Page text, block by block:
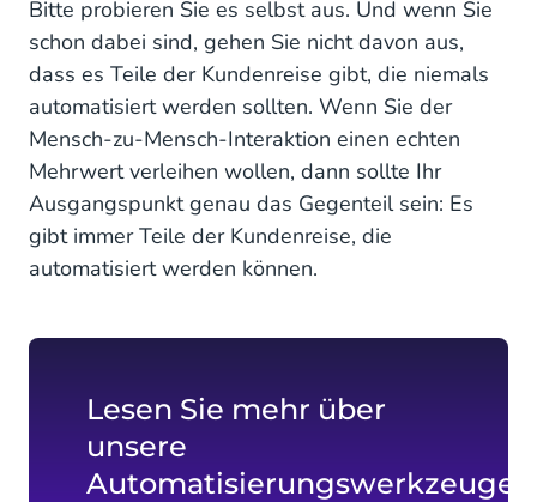
Bitte probieren Sie es selbst aus. Und wenn Sie
schon dabei sind, gehen Sie nicht davon aus,
dass es Teile der Kundenreise gibt, die niemals
automatisiert werden sollten. Wenn Sie der
Mensch-zu-Mensch-Interaktion einen echten
Mehrwert verleihen wollen, dann sollte Ihr
Ausgangspunkt genau das Gegenteil sein: Es
gibt immer Teile der Kundenreise, die
automatisiert werden können.
Lesen Sie mehr über
unsere
Automatisierungswerkzeuge